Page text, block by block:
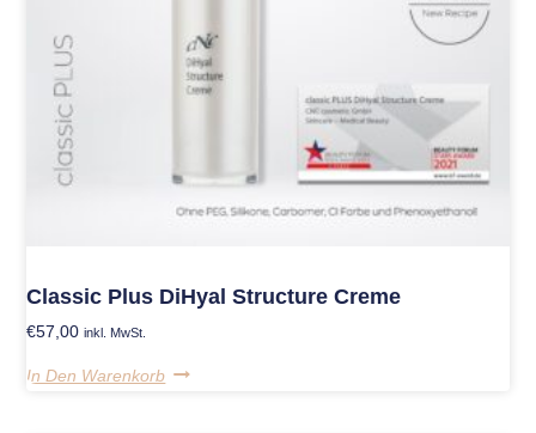
Classic Plus DiHyal Structure Creme
€57,00 inkl. MwSt.
In Den Warenkorb